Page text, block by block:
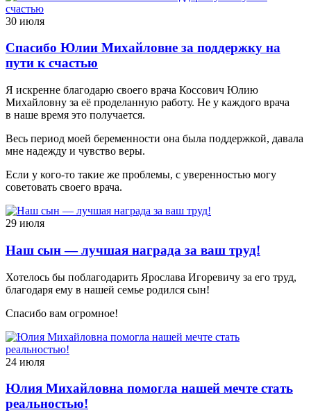
30 июля
Спасибо Юлии Михайловне за поддержку на
пути к счастью
Я искренне благодарю своего врача Коссович Юлию
Михайловну за её проделанную работу. Не у каждого врача
в наше время это получается.
Весь период моей беременности она была поддержкой, давала
мне надежду и чувство веры.
Если у кого-то такие же проблемы, с уверенностью могу
советовать своего врача.
29 июля
Наш сын — лучшая награда за ваш труд!
Хотелось бы поблагодарить Ярослава Игоревичу за его труд,
благодаря ему в нашей семье родился сын!
Спасибо вам огромное!
24 июля
Юлия Михайловна помогла нашей мечте стать
реальностью!